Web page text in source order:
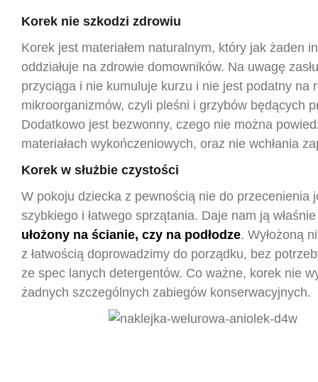
Korek nie szkodzi zdrowiu
Korek jest materiałem naturalnym, który jak żaden
oddziałuje na zdrowie domowników. Na uwagę
przyciąga i nie kumuluje kurzu i nie jest podatny na
mikroorganizmów, czyli pleśni i grzybów będących
Dodatkowo jest bezwonny, czego nie można
materiałach wykończeniowych, oraz nie wchłania
Korek w służbie czystości
W pokoju dziecka z pewnością nie do przecenienia
szybkiego i łatwego sprzątania. Daje nam ją
ułożony na ścianie, czy na podłodze. Wyłożoną
z łatwością doprowadzimy do porządku, bez
ze spec lanych detergentów. Co ważne, korek nie
żadnych szczególnych zabiegów konserwacyjnych.